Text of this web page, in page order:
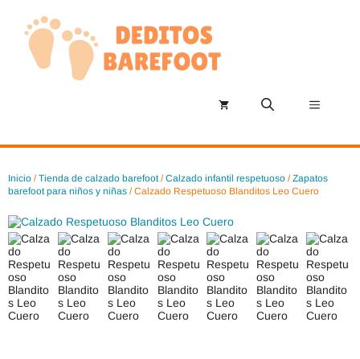
contenido
Menú
Inicio /Tienda de calzado barefoot/Calzado infantil respetuoso /Zapatos
barefoot para niños y niñas / Calzado Respetuoso Blanditos Leo Cuero